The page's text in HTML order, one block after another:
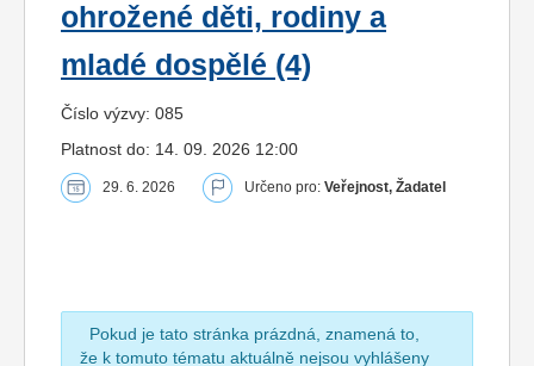
ohrožené děti, rodiny a
mladé dospělé (4)
Číslo výzvy: 085
Platnost do: 14. 09. 2026 12:00
29. 6. 2026 Určeno pro: Veřejnost, Žadatel
Pokud je tato stránka prázdná, znamená to,
že k tomuto tématu aktuálně nejsou vyhlášeny